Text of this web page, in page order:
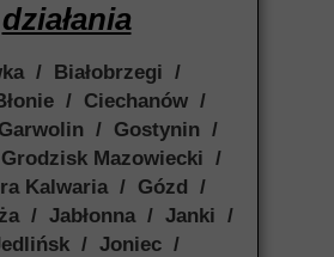
działania
/ Białobrzegi /
/ Ciechanów /
/ Gostynin /
Mazowiecki /
Kalwaria / Gózd /
/ Jabłonna / Janki /
/ Joniec /